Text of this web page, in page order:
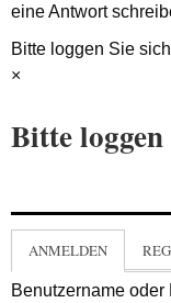
eine Antwort
Bitte loggen Sie
×
Bitte
ANMELDEN
Benutzername